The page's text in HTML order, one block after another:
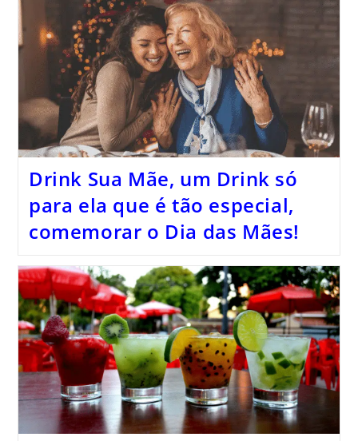
Drink Sua Mãe, um Drink só
para ela que é tão especial,
comemorar o Dia das Mães!